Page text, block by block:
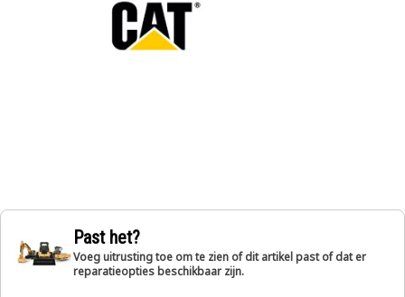
Past het?
Voeg uitrusting toe om te zien of dit artikel past of dat er
reparatieopties beschikbaar zijn.